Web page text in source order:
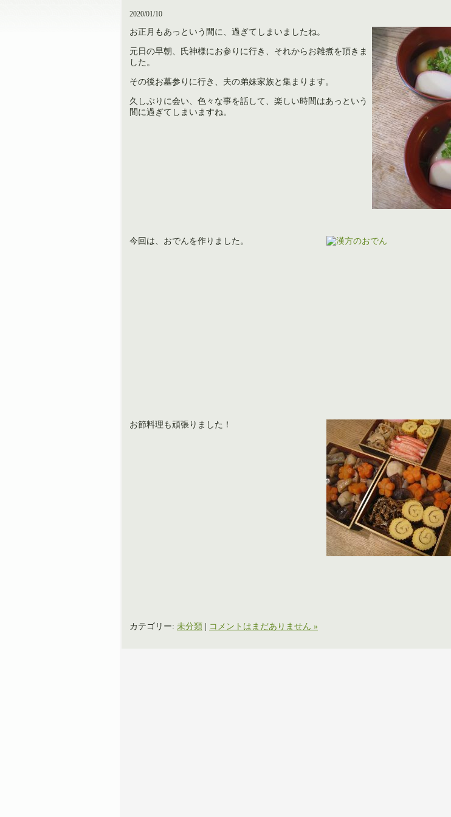
2020/01/10
お正月もあっという間に、過ぎてしまいましたね。
元日の早朝、氏神様にお参りに行き、それからお雑煮を頂きま
した。
その後お墓参りに行き、夫の弟妹家族と集まります。
久しぶりに会い、色々な事を話して、楽しい時間はあっという
間に過ぎてしまいますね。
今回は、おでんを作りました。
お節料理も頑張りました！
カテゴリー: 未分類 コメントはまだありません »